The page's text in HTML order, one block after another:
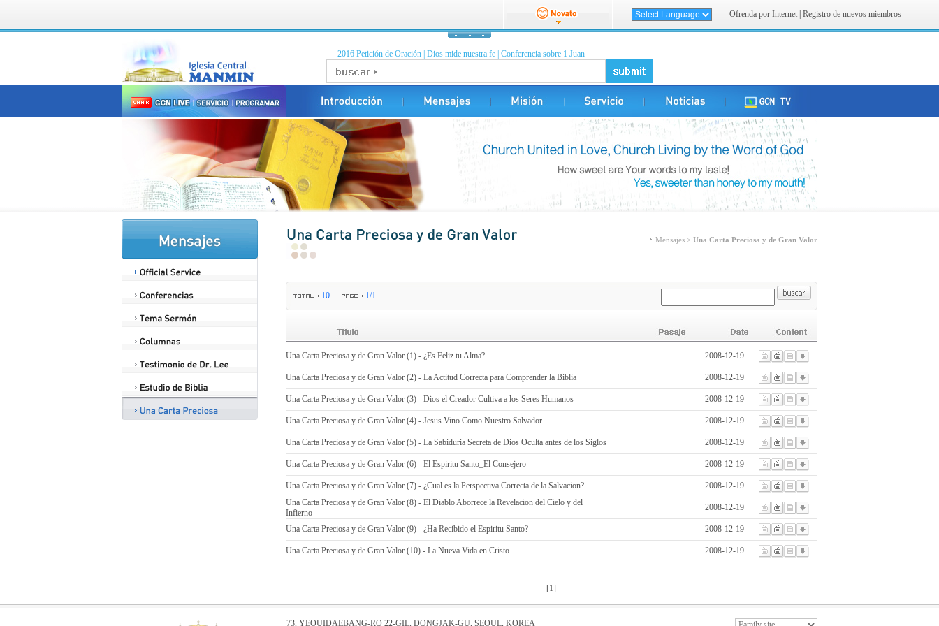
Ofrenda por Internet Registro de nuevos miembros
2016 Petición de Oración Dios mide nuestra fe Conferencia sobre 1 Juan
Mensajes > Una Carta Preciosa y de Gran Valor
10 1/1
Una Carta Preciosa y de Gran Valor (1) - ¿Es Feliz tu Alma? 2008-12-19
Una Carta Preciosa y de Gran Valor (2) - La Actitud Correcta para Comprender la Biblia 2008-12-19
Una Carta Preciosa y de Gran Valor (3) - Dios el Creador Cultiva a los Seres Humanos 2008-12-19
Una Carta Preciosa y de Gran Valor (4) - Jesus Vino Como Nuestro Salvador 2008-12-19
Una Carta Preciosa y de Gran Valor (5) - La Sabiduria Secreta de Dios Oculta antes de los Siglos 2008-12-19
Una Carta Preciosa y de Gran Valor (6) - El Espiritu Santo_El Consejero 2008-12-19
Una Carta Preciosa y de Gran Valor (7) - ¿Cual es la Perspectiva Correcta de la Salvacion?
2008-12-19
Una Carta Preciosa y de Gran Valor (8) - El Diablo Aborrece la Revelacion del Cielo y del
Infierno
2008-12-19
Una Carta Preciosa y de Gran Valor (9) - ¿Ha Recibido el Espiritu Santo? 2008-12-19
Una Carta Preciosa y de Gran Valor (10) - La Nueva Vida en Cristo 2008-12-19
[1]
73, YEOUIDAEBANG-RO 22-GIL, DONGJAK-GU, SEOUL, KOREA